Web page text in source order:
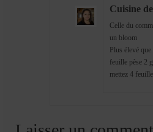
Cuisine
Celle du
un bloom
Plus élevé
feuille pèse 2
mettez 4